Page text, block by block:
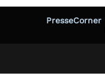
PresseCorner